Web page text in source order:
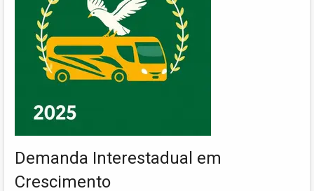
Demanda Interestadual em
Crescimento